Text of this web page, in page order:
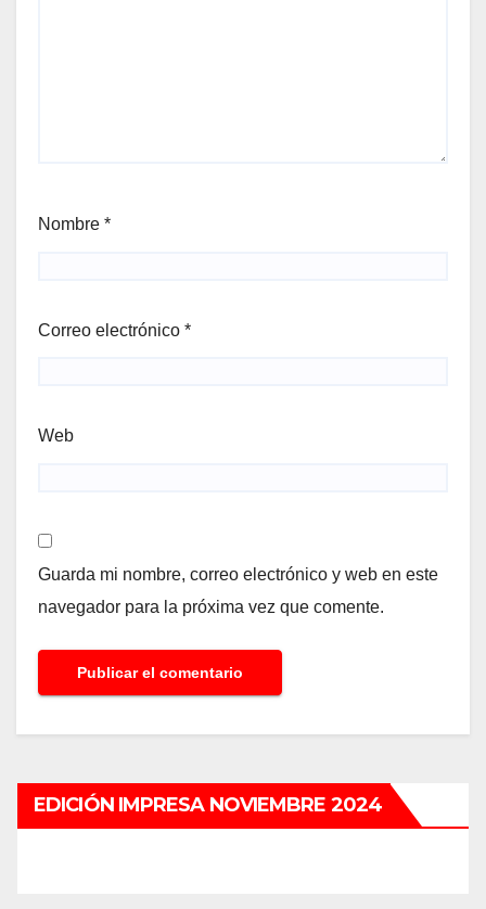
Nombre *
Correo electrónico *
Web
Guarda mi nombre, correo electrónico y web en este
navegador para la próxima vez que comente.
EDICIÓN IMPRESA NOVIEMBRE 2024